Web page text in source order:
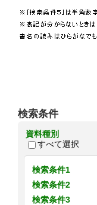
検索条件
資料種別
すべて選択
検索条件1
検索条件2
検索条件3